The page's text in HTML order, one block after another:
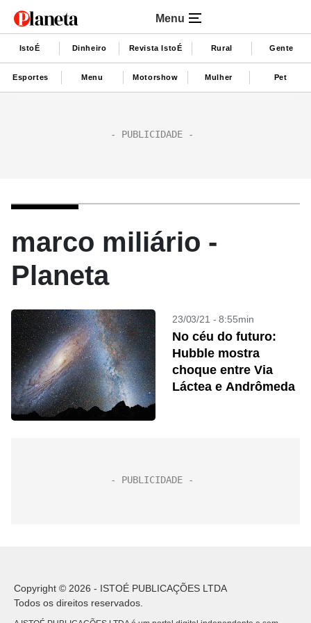
Menu
IstoÉ Dinheiro Revista IstoÉ Rural Gente
Esportes Menu Motorshow Mulher Pet
marco miliário -
Planeta
23/03/21 - 8:55min
No céu do futuro:
Hubble mostra
choque entre Via
Láctea e Andrômeda
Copyright © 2026 - ISTOÉ PUBLICAÇÕES LTDA
Todos os direitos reservados.